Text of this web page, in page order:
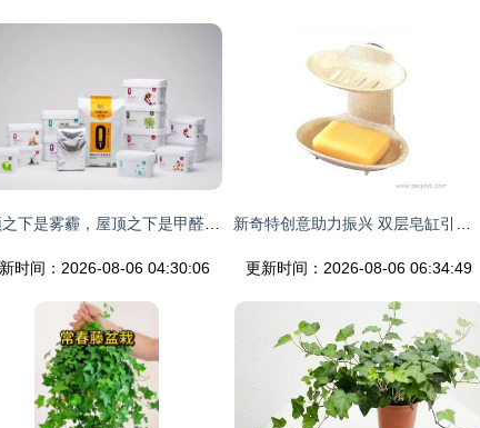
时间：2026-08-06 04:30:06 更新时间：2026-08-06 06:34:49